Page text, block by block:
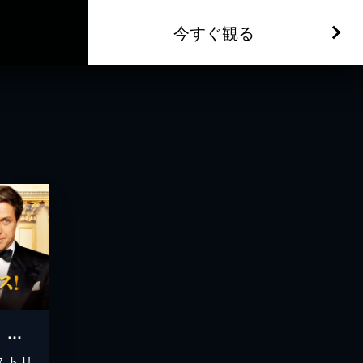
今すぐ観る
マダム・フローレンス！ 夢見るふたり